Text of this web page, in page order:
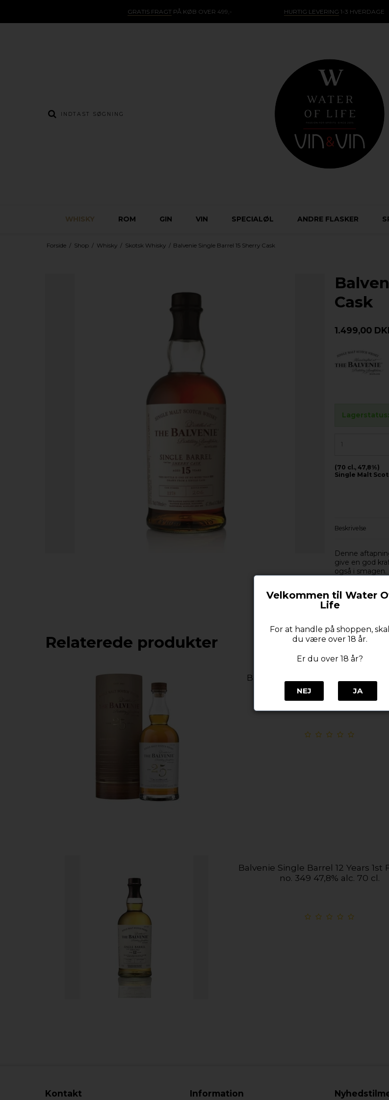
GRATIS FRAGTPÅ KØB OVER 499,- HURTIG LEVERING 1-3 HVERDAGE
WHISKY ROM GIN VIN SPECIALØL ANDRE FLASKER
Forside / Shop / Whisky / Skotsk Whisky / Balvenie Single Barrel 15 Sherry Cask
Cask
1.499,00
Lagerstatus:
(70 cl., 47,8%)
Single Malt
Beskrivelse
Denne
give en god
også i smagen.
Man vil finde
ikke andet
Relaterede produkter
Balvenie 25 YO - Rare Marriages
malt whisky
Balvenie
Balvenie Single Barrel 12 Years 1st
no. 349 47,8% alc. 70 cl.
Kontakt Information
Velkommen til Water
Life
For at handle på shoppen, skal
du være over 18 år.
Er du over 18 år?
NEJ JA